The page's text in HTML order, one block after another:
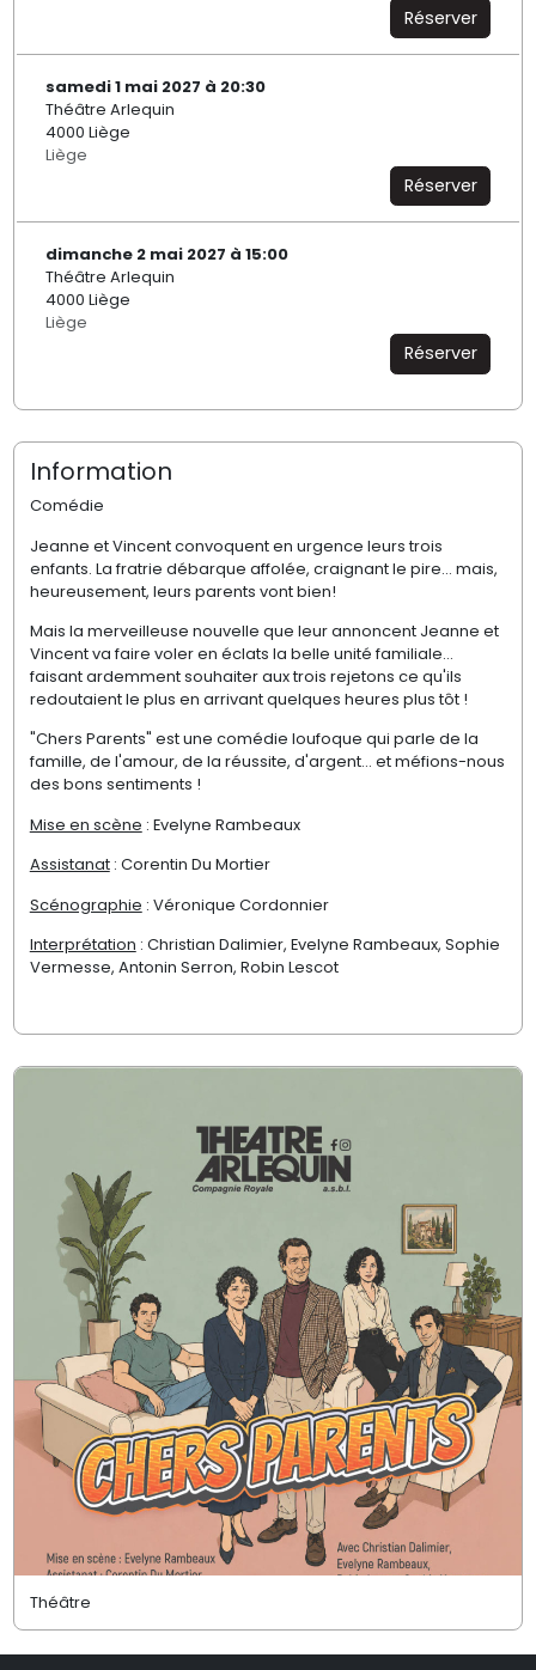
Réserver
samedi 1 mai 2027 à 20:30
Théâtre Arlequin
4000 Liège
Liège
Réserver
dimanche 2 mai 2027 à 15:00
Théâtre Arlequin
4000 Liège
Liège
Réserver
Information
Comédie
Jeanne et Vincent convoquent en urgence leurs trois
enfants. La fratrie débarque affolée, craignant le pire... mais,
heureusement, leurs parents vont bien!
Mais la merveilleuse nouvelle que leur annoncent Jeanne et
Vincent va faire voler en éclats la belle unité familiale...
faisant ardemment souhaiter aux trois rejetons ce qu'ils
redoutaient le plus en arrivant quelques heures plus tôt !
"Chers Parents" est une comédie loufoque qui parle de la
famille, de l'amour, de la réussite, d'argent... et méfions-nous
des bons sentiments !
Mise en scène : Evelyne Rambeaux
Assistanat: Corentin Du Mortier
Scénographie : Véronique Cordonnier
Interprétation : Christian Dalimier, Evelyne Rambeaux, Sophie
Vermesse, Antonin Serron, Robin Lescot
Théâtre